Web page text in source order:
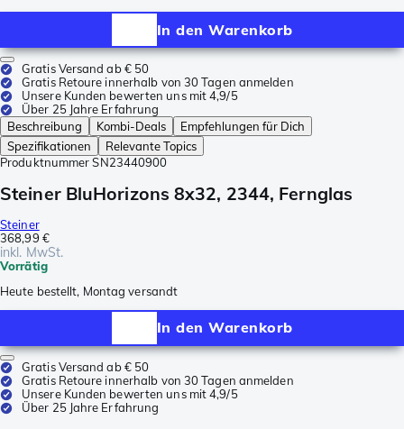
In den Warenkorb
Gratis Versand ab € 50
Gratis Retoure innerhalb von 30 Tagen anmelden
Unsere Kunden bewerten uns mit 4,9/5
Über 25 Jahre Erfahrung
Beschreibung
Kombi-Deals
Empfehlungen für Dich
Spezifikationen
Relevante Topics
Produktnummer SN23440900
Steiner BluHorizons 8x32, 2344, Fernglas
Steiner
368,99 €
inkl. MwSt.
Vorrätig
Heute bestellt, Montag versandt
In den Warenkorb
Gratis Versand ab € 50
Gratis Retoure innerhalb von 30 Tagen anmelden
Unsere Kunden bewerten uns mit 4,9/5
Über 25 Jahre Erfahrung